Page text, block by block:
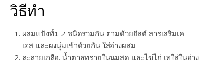
วิธีทำ
ผสมแป้งทั้ง. 2 ชนิดรวมกัน ตามด้วยยีสต์ สารเสริมเค
เอส และผงนุ่มเข้าด้วยกัน ใส่อ่างผสม
ละลายเกลือ. น้ำตาลทรายในนมสด และไข่ไก่ เทใส่ในอ่าง